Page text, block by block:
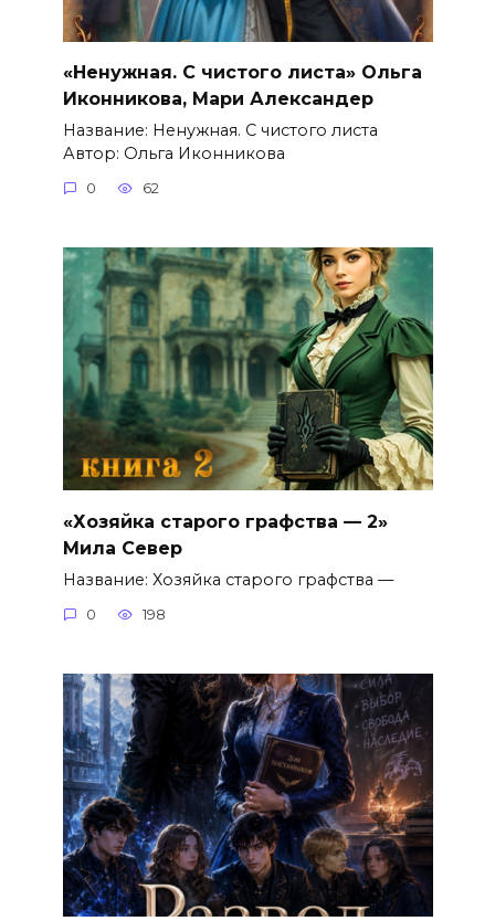
«Ненужная. С чистого листа» Ольга
Иконникова, Мари Александер
Название: Ненужная. С чистого листа
Автор: Ольга Иконникова
0 62
«Хозяйка старого графства — 2»
Мила Север
Название: Хозяйка старого графства —
0 198